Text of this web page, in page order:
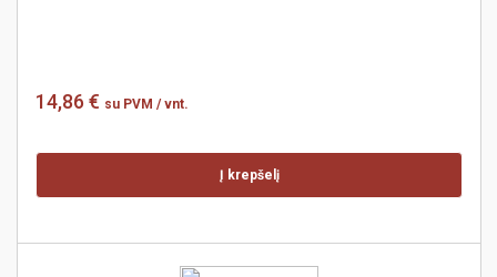
14,86 € su PVM / vnt.
Į krepšelį